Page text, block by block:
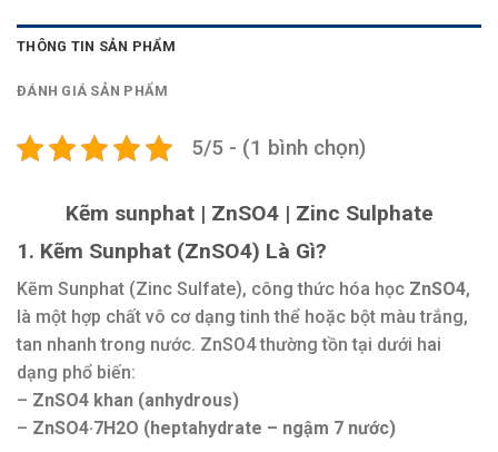
THÔNG TIN SẢN PHẨM
ĐÁNH GIÁ SẢN PHẨM
5/5 - (1 bình chọn)
Kẽm sunphat | ZnSO4 | Zinc Sulphate
1. Kẽm Sunphat (ZnSO4) Là Gì?
Kẽm Sunphat (Zinc Sulfate), công thức hóa học ZnSO4,
là một hợp chất vô cơ dạng tinh thể hoặc bột màu trắng,
tan nhanh trong nước. ZnSO4 thường tồn tại dưới hai
dạng phổ biến:
– ZnSO4 khan (anhydrous)
– ZnSO4·7H2O (heptahydrate – ngậm 7 nước)